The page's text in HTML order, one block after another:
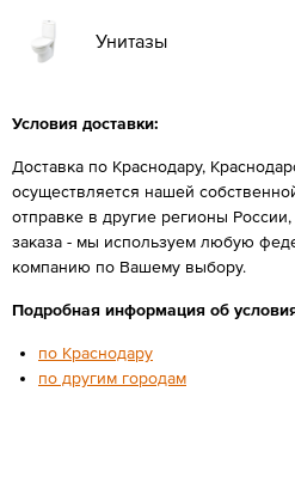
Унитазы
Условия доставки:
Доставка по Краснодару,
осуществляется нашей
отправке в другие регионы
заказа - мы используем любую
компанию по Вашему выбору.
Подробная информация об
по Краснодару
по другим городам